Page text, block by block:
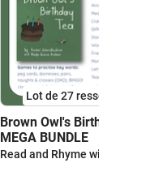
Lot de 27 ressources
Brown Owl's Birthday Tea -
MEGA BUNDLE